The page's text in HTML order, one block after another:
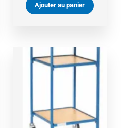
Ajouter au panier
prix
prix